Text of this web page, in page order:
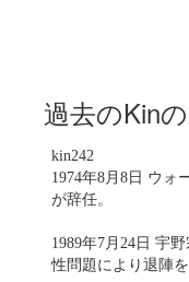
過去のKin
kin242
1974年8月8日 ウォ
が辞任。
1989年7月24日 宇
性問題により退陣を